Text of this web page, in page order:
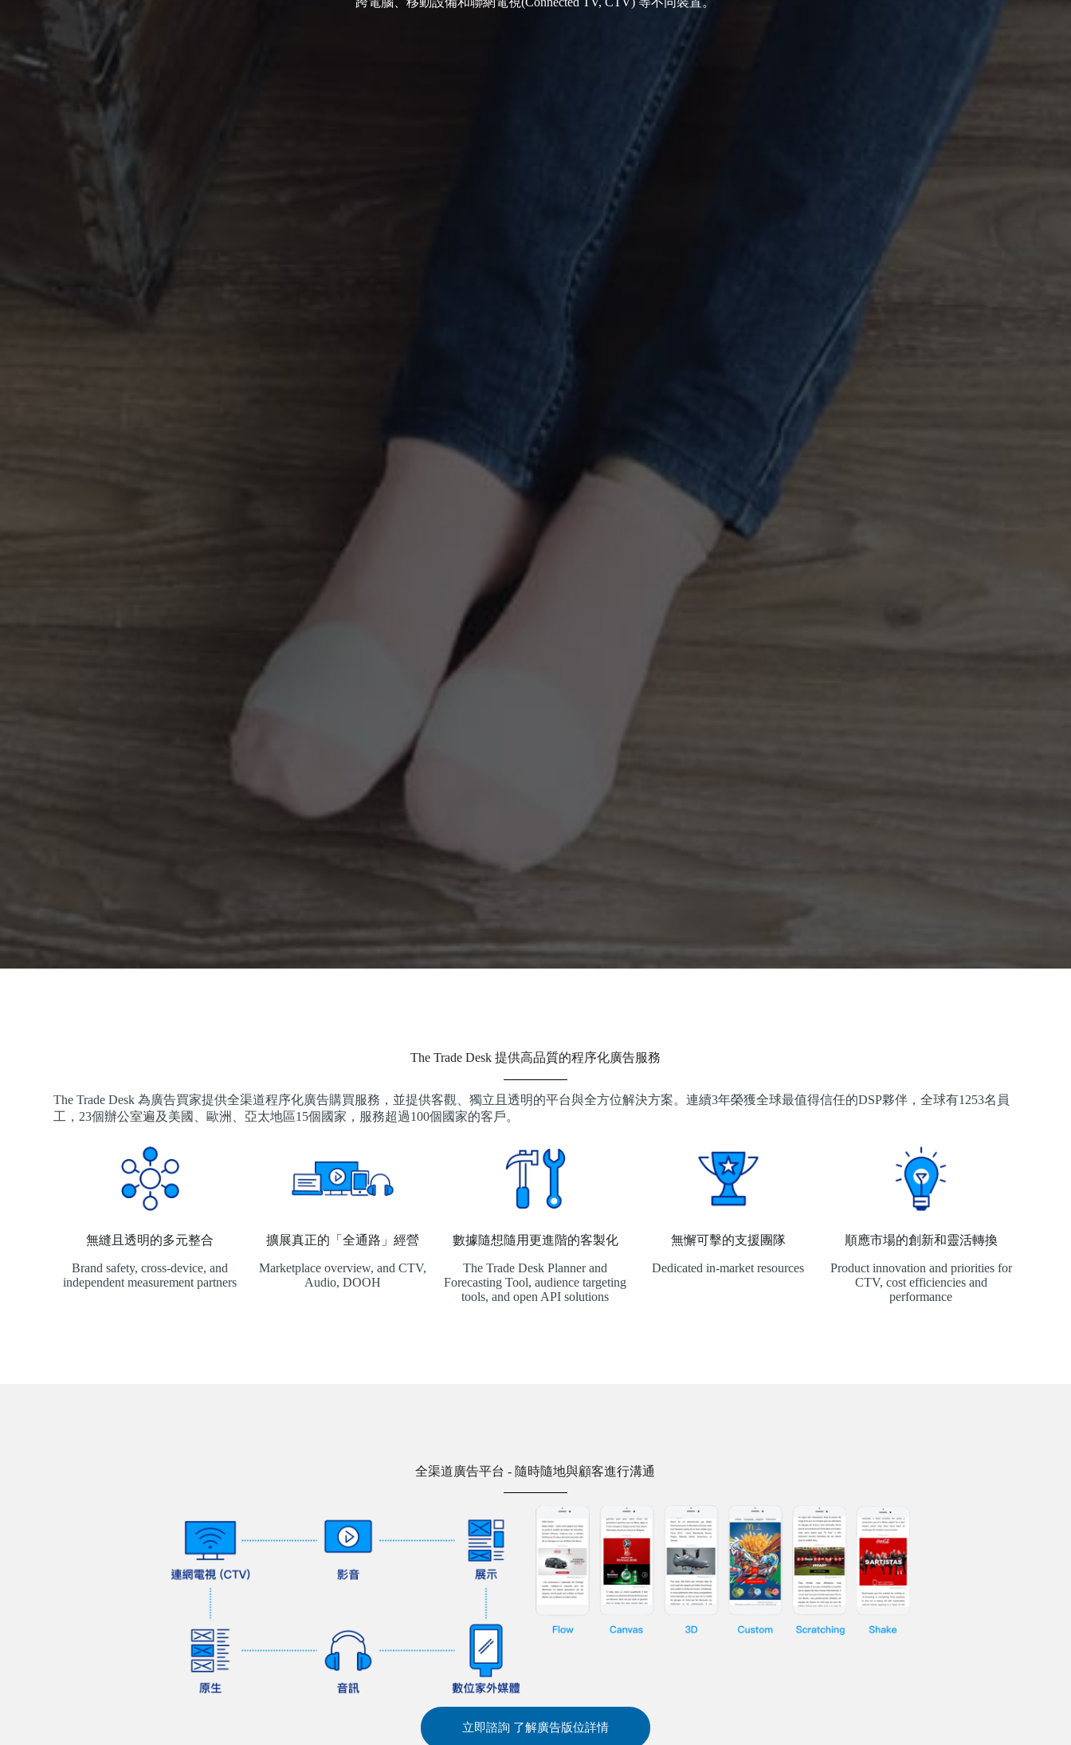
The Trade Desk 提供高品質的程序化廣告服務
The Trade Desk 為廣告買家提供全渠道程序化廣告購買服務，並提供客觀、獨立且透明的平台與全方位解決方案。連續3年榮獲全球最值得信任的DSP夥伴，全球有1253名員
工，23個辦公室遍及美國、歐洲、亞太地區15個國家，服務超過100個國家的客戶。
無縫且透明的多元整合
Brand safety, cross-device, and
independent measurement partners
擴展真正的「全通路」經營
Marketplace overview, and CTV,
Audio, DOOH
數據隨想隨用更進階的客製化
The Trade Desk Planner and
Forecasting Tool, audience targeting
tools, and open API solutions
無懈可擊的支援團隊
Dedicated in-market resources
順應市場的創新和靈活轉換
Product innovation and priorities for
CTV, cost efficiencies and
performance
全渠道廣告平台 - 隨時隨地與顧客進行溝通
立即諮詢 了解廣告版位詳情